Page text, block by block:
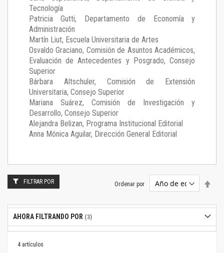
Tecnología
Patricia Gutti, Departamento de Economía y
Administración
Martín Liut, Escuela Universitaria de Artes
Osvaldo Graciano, Comisión de Asuntos Académicos,
Evaluación de Antecedentes y Posgrado, Consejo
Superior
Bárbara Altschuler, Comisión de Extensión
Universitaria, Consejo Superior
Mariana Suárez, Comisión de Investigación y
Desarrollo, Consejo Superior
Alejandra Belizan, Programa Institucional Editorial
Anna Mónica Aguilar, Dirección General Editorial
4 artículos
Ordenar por
FILTRAR POR
AHORA FILTRANDO POR